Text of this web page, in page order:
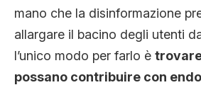
mano che la disinformazione
allargare il bacino degli utenti
l’unico modo per farlo è
possano contribuire con